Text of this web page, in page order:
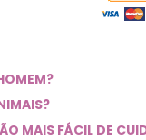
MAIS FÁCIL DE